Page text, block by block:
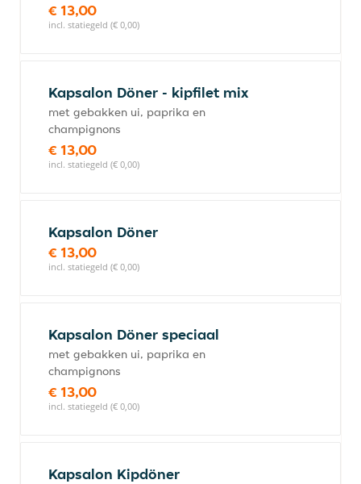
€ 13,00
incl. statiegeld (€ 0,00)
Kapsalon Döner - kipfilet mix
met gebakken ui, paprika en
champignons
€ 13,00
incl. statiegeld (€ 0,00)
Kapsalon Döner
€ 13,00
incl. statiegeld (€ 0,00)
Kapsalon Döner speciaal
met gebakken ui, paprika en
champignons
€ 13,00
incl. statiegeld (€ 0,00)
Kapsalon Kipdöner